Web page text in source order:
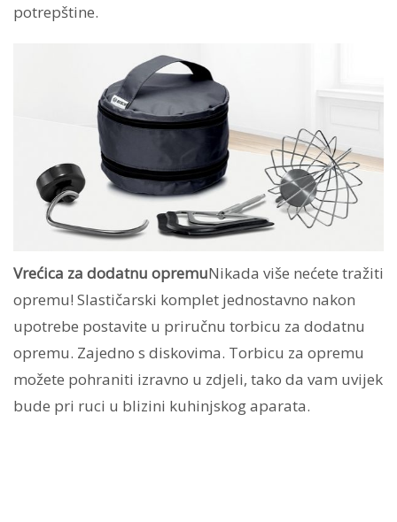
potrepštine.
Vrećica za dodatnu opremuNikada više nećete tražiti
opremu! Slastičarski komplet jednostavno nakon
upotrebe postavite u priručnu torbicu za dodatnu
opremu. Zajedno s diskovima. Torbicu za opremu
možete pohraniti izravno u zdjeli, tako da vam uvijek
bude pri ruci u blizini kuhinjskog aparata.